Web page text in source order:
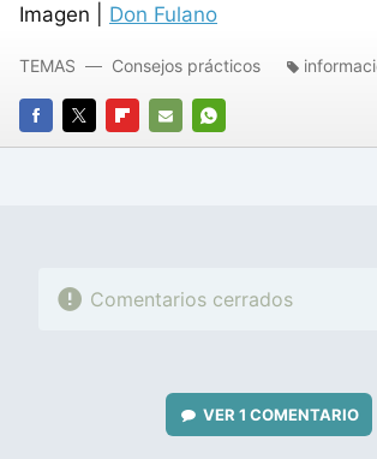
Imagen | Don Fulano
FACEBOOK
TWITTERFLIPBOARD
E-
WHATSAPP
TEMAS Consejos prácticos
Comentarios cerrados
VER 1 COMENTARIO